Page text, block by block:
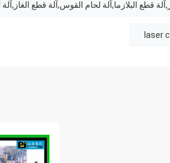
قطع البلازما,آلة لحام القوس,آلة قطع
laser